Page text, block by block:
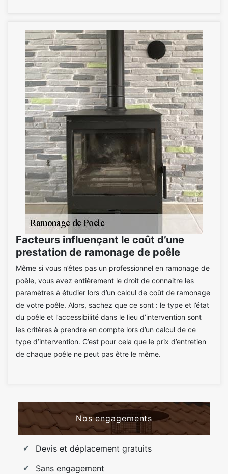
Facteurs influençant le coût d’une
prestation de ramonage de poêle
Même si vous n’êtes pas un professionnel en ramonage de
poêle, vous avez entièrement le droit de connaitre les
paramètres à étudier lors d’un calcul de coût de ramonage
de votre poêle. Alors, sachez que ce sont : le type et l’état
du poêle et l’accessibilité dans le lieu d’intervention sont
les critères à prendre en compte lors d’un calcul de ce
type d’intervention. C’est pour cela que le prix d’entretien
de chaque poêle ne peut pas être le même.
Nos engagements
Devis et déplacement gratuits
Sans engagement